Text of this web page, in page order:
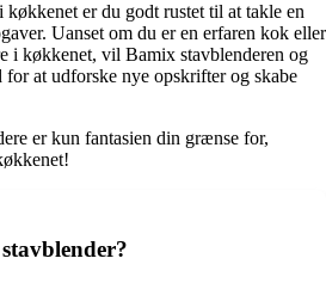
er du godt rustet til at takle en
Uanset om du er en erfaren kok eller
i køkkenet, vil Bamix stavblenderen og
at udforske nye opskrifter og skabe
er kun fantasien din grænse for,